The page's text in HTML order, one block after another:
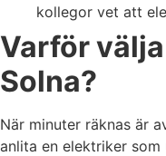
kollegor vet att
Varför
Solna?
När minuter räknas är
anlita en elektriker